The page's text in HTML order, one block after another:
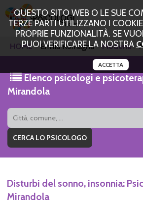
QUESTO SITO WEB O LE SUE
TERZE PARTI UTILIZZANO I
PROPRIE FUNZIONALITÀ. SE
PUOI VERIFICARE LA NOSTRA
ACCETTA
HOME Emilia Romagna Modena
Elenco psicologi e
Mirandola
Disturbi del sonno, insonnia:
Mirandola